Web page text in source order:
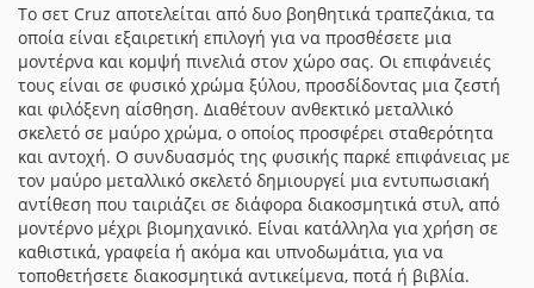
εικόνων
Το σετ Cruz αποτελείται από δυο βοηθητικά τραπεζάκια, τα
οποία είναι εξαιρετική επιλογή για να προσθέσετε μια
μοντέρνα και κομψή πινελιά στον χώρο σας. Οι επιφάνειές
τους είναι σε φυσικό χρώμα ξύλου, προσδίδοντας μια ζεστή
και φιλόξενη αίσθηση. Διαθέτουν ανθεκτικό μεταλλικό
σκελετό σε μαύρο χρώμα, ο οποίος προσφέρει σταθερότητα
και αντοχή. Ο συνδυασμός της φυσικής παρκέ επιφάνειας με
τον μαύρο μεταλλικό σκελετό δημιουργεί μια εντυπωσιακή
αντίθεση που ταιριάζει σε διάφορα διακοσμητικά στυλ, από
μοντέρνο μέχρι βιομηχανικό. Είναι κατάλληλα για χρήση σε
καθιστικά, γραφεία ή ακόμα και υπνοδωμάτια, για να
τοποθετήσετε διακοσμητικά αντικείμενα, ποτά ή βιβλία.